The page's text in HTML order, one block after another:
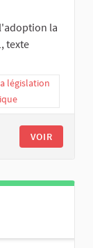
la
texte
législation
VOIR